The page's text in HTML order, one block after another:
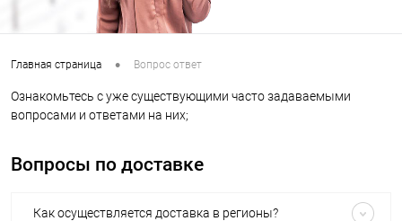
Главная страница • Вопрос ответ
Ознакомьтесь с уже существующими часто задаваемыми
вопросами и ответами на них;
Вопросы по доставке
Как осуществляется доставка в регионы?